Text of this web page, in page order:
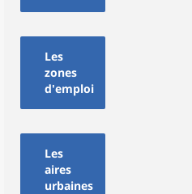
Les
zones
d'emploi
Les
aires
urbaines